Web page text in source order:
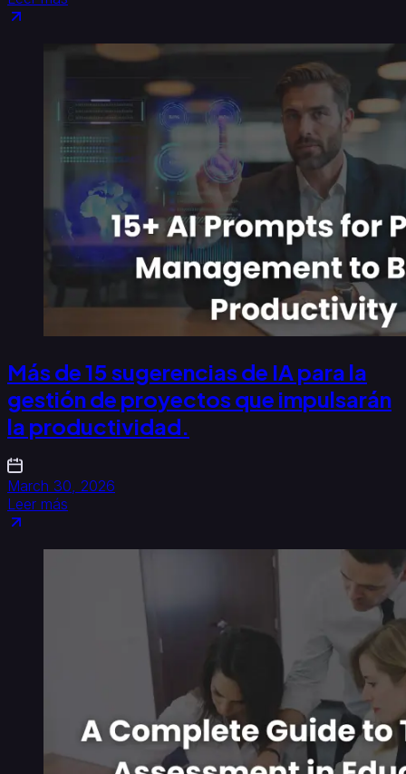
Más de 15 sugerencias de IA para la
gestión de proyectos que impulsarán
la productividad.
March 30, 2026
Leer más